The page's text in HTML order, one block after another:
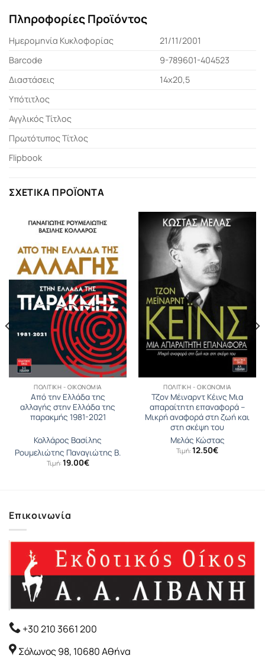
Πληροφορίες Προϊόντος
Ημερομηνία Κυκλοφορίας
21/11/2001
Barcode
9-789601-404523
Διαστάσεις
14x20,5
Υπότιτλος
Αγγλικός Τίτλος
Πρωτότυπος Τίτλος
Flipbook
ΣΧΕΤΙΚΆ ΠΡΟΪΌΝΤΑ
ΠΟΛΙΤΙΚΉ - ΟΙΚΟΝΟΜΊΑ
Από την Ελλάδα της
αλλαγής στην Ελλάδα της
παρακμής 1981-2021
Κολλάρος Βασίλης
Ρουμελιώτης Παναγιώτης Β.
Τιμή: 19.00€
ΠΟΛΙΤΙΚΉ - ΟΙΚΟΝΟΜΊΑ
Τζον Μέιναρντ Κέινς Μια
απαραίτητη επαναφορά –
Μικρή αναφορά στη ζωή και
στη σκέψη του
Μελάς Κώστας
Τιμή: 12.50€
Επικοινωνία
+30 210 3661 200
Σόλωνος 98, 10680 Αθήνα